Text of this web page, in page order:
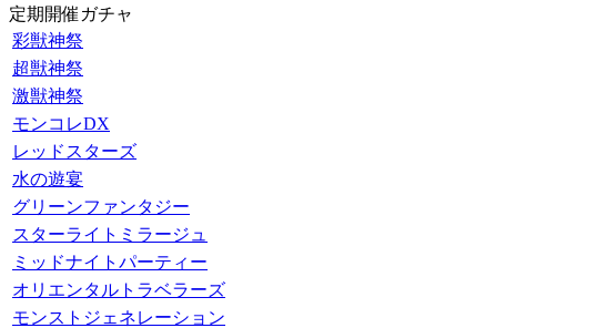
定期開催ガチャ
彩獣神祭
超獣神祭
激獣神祭
モンコレDX
レッドスターズ
水の遊宴
グリーンファンタジー
スターライトミラージュ
ミッドナイトパーティー
オリエンタルトラベラーズ
モンストジェネレーション